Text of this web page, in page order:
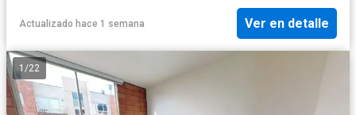
Actualizado hace 1 semana Ver en detalle
1 /22